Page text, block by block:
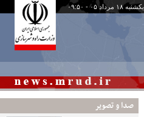
یکشنبه ۱۸ مرداد ۰۵ - ۰۹:۵۰
صدا و تصوير